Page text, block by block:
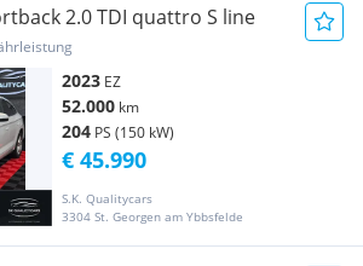
2.0 TDI quattro S line
2023 EZ
52.000 km
204 PS (150 kW)
S.K. Qualitycars
3304 St. Georgen am Ybbsfelde
€ 45.990